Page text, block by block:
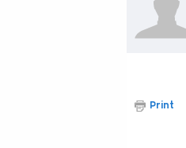
Print